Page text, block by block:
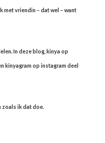
met vriendin – dat wel – want
In deze blog, kinya op
kinyagram op instagram deel
zoals ik dat doe.